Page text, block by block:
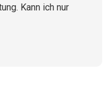
Kann ich nur